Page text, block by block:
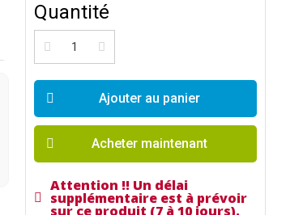
Quantité
Ajouter au panier
Acheter maintenant
Attention !! Un délai
supplémentaire est à prévoir
sur ce produit (7 à 10 jours).